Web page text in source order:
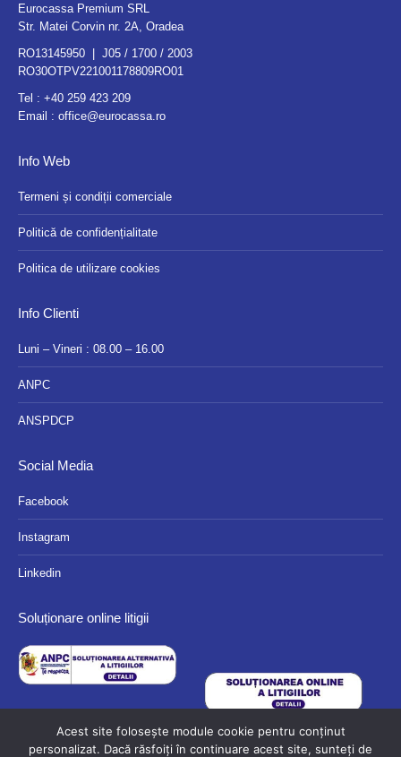
Eurocassa Premium SRL
Str. Matei Corvin nr. 2A, Oradea
RO13145950 | J05 / 1700 / 2003
RO30OTPV221001178809RO01
Tel : +40 259 423 209
Email : office@eurocassa.ro
Info Web
Termeni și condiții comerciale
Politică de confidențialitate
Politica de utilizare cookies
Info Clienti
Luni – Vineri : 08.00 – 16.00
ANPC
ANSPDCP
Social Media
Facebook
Instagram
Linkedin
Soluționare online litigii
Acest site folosește module cookie pentru conținut
personalizat. Dacă răsfoiți în continuare acest site, sunteți de